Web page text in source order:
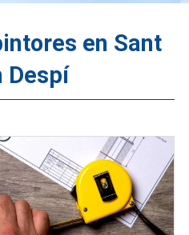
en Sant
Despí